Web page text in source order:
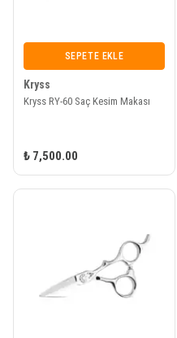
SEPETE EKLE
Kryss
Kryss RY-60 Saç Kesim Makası
₺ 7,500.00